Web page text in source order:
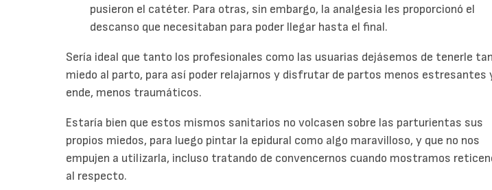
pusieron el catéter. Para otras, sin embargo, la analgesia les proporcionó el
descanso que necesitaban para poder llegar hasta el final.
Sería ideal que tanto los profesionales como las usuarias dejásemos de tenerle
miedo al parto, para así poder relajarnos y disfrutar de partos menos estresantes
ende, menos traumáticos.
Estaría bien que estos mismos sanitarios no volcasen sobre las parturientas sus
propios miedos, para luego pintar la epidural como algo maravilloso, y que no nos
empujen a utilizarla, incluso tratando de convencernos cuando mostramos
al respecto.